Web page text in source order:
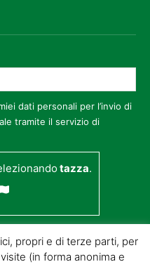
dati personali per l’invio di
tramite il servizio di
tazza.
propri e di terze parti, per
(in forma anonima e